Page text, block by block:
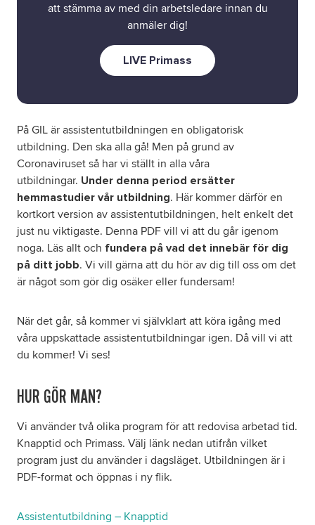
att stämma av med din arbetsledare innan du
anmäler dig!
LIVE Primass
På GIL är assistentutbildningen en obligatorisk
utbildning. Den ska alla gå! Men på grund av
Coronaviruset så har vi ställt in alla våra
utbildningar. Under denna period ersätter
hemmastudier vår utbildning. Här kommer därför en
kortkort version av assistentutbildningen, helt enkelt det
just nu viktigaste. Denna PDF vill vi att du går igenom
noga. Läs allt och fundera på vad det innebär för dig
på ditt jobb. Vi vill gärna att du hör av dig till oss om det
är något som gör dig osäker eller fundersam!
När det går, så kommer vi självklart att köra igång med
våra uppskattade assistentutbildningar igen. Då vill vi att
du kommer! Vi ses!
HUR GÖR MAN?
Vi använder två olika program för att redovisa arbetad tid.
Knapptid och Primass. Välj länk nedan utifrån vilket
program just du använder i dagsläget. Utbildningen är i
PDF-format och öppnas i ny flik.
Assistentutbildning – Knapptid